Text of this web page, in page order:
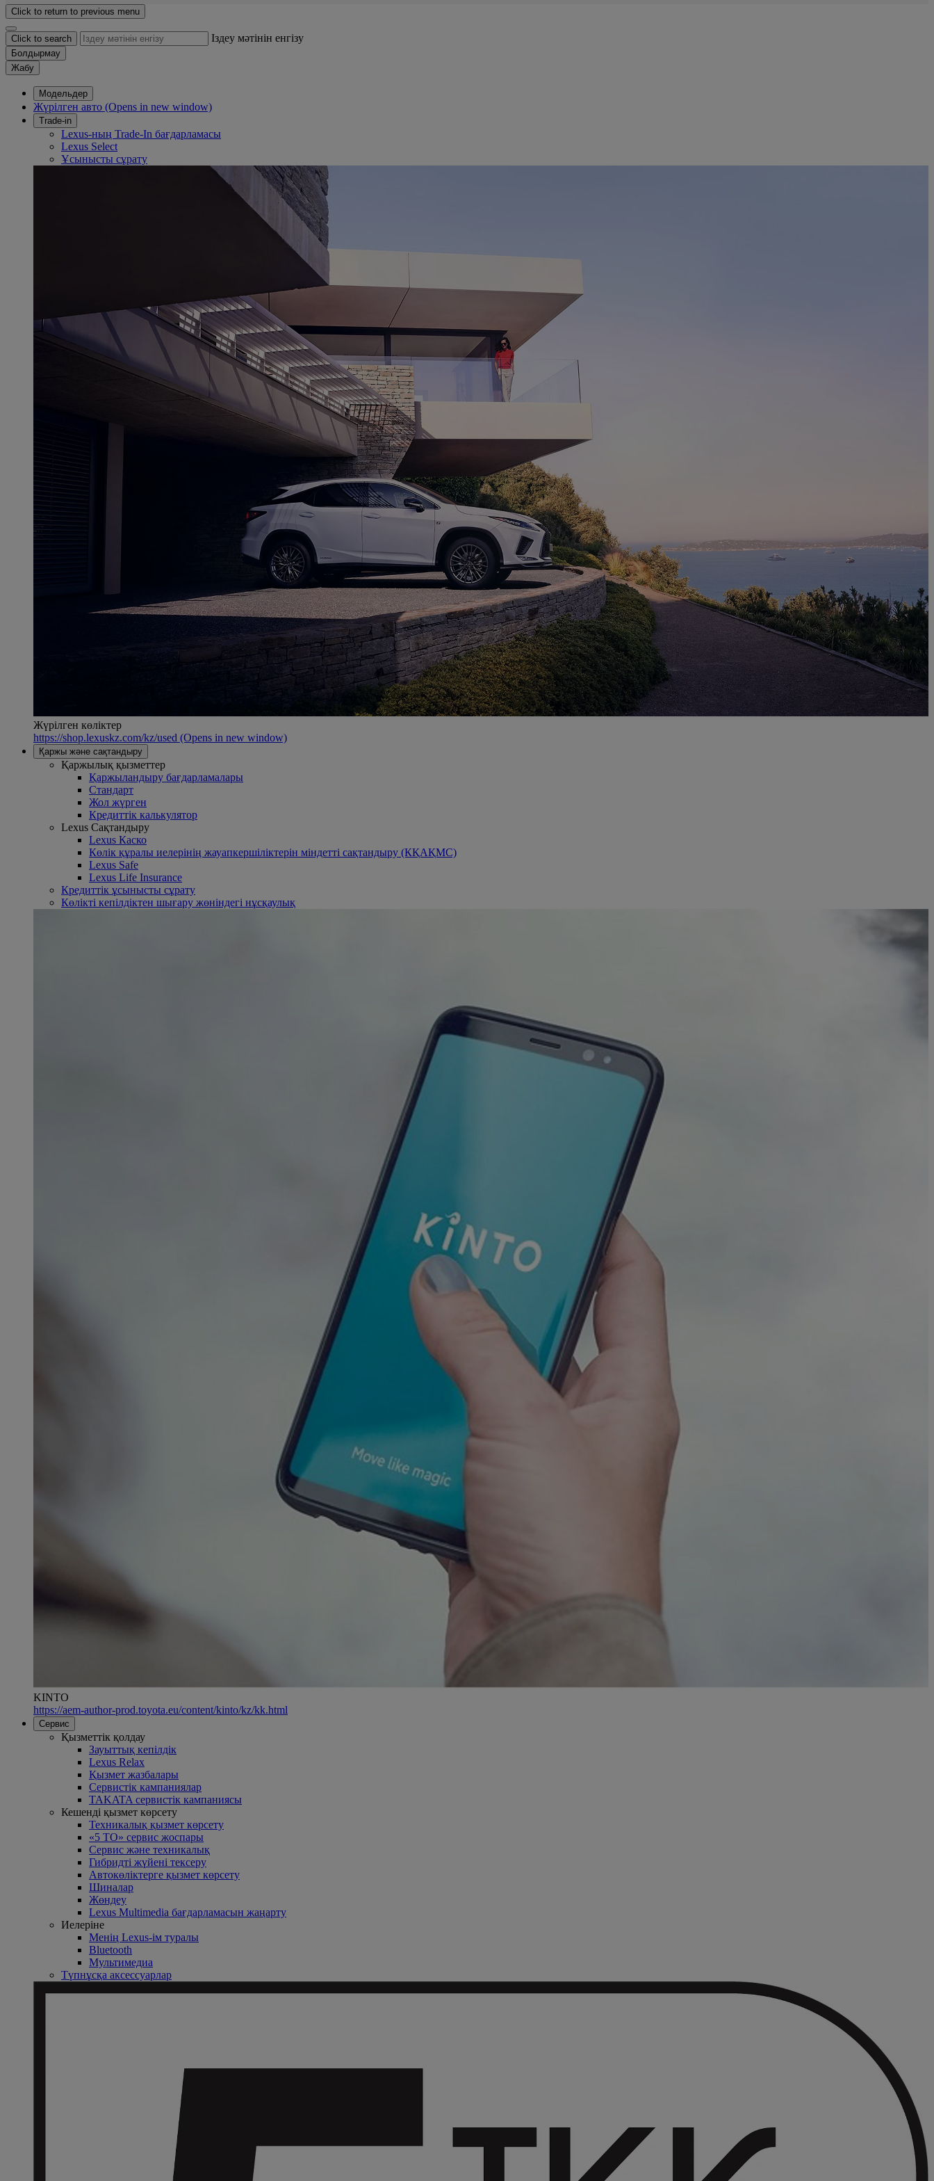
Click to return to previous menu
Click to search Іздеу мәтінін енгізу
Болдырмау
Жабу
Модельдер
Жүрілген авто (Opens in new window)
Trade-in
Lexus-ның Trade-In бағдарламасы
Lexus Select
Ұсынысты сұрату
Жүрілген көліктер
https://shop.lexuskz.com/kz/used (Opens in new window)
Қаржы және сақтандыру
Қаржылық қызметтер
Қаржыландыру бағдарламалары
Стандарт
Жол жүрген
Кредиттік калькулятор
Lexus Сақтандыру
Lexus Каско
Көлік құралы иелерінің жауапкершіліктерін міндетті сақтандыру (КҚАҚМС)
Lexus Safe
Lexus Life Insurance
Кредиттік ұсынысты сұрату
Көлікті кепілдіктен шығару жөніндегі нұсқаулық
KINTO
https://aem-author-prod.toyota.eu/content/kinto/kz/kk.html
Сервис
Қызметтік қолдау
Зауыттық кепілдік
Lexus Relax
Қызмет жазбалары
Сервистік кампаниялар
TAKATA сервистік кампаниясы
Кешенді қызмет көрсету
Техникалық қызмет көрсету
«5 ТО» сервис жоспары
Сервис және техникалық
Гибридті жүйені тексеру
Автокөліктерге қызмет көрсету
Шиналар
Жөндеу
Lexus Multimedia бағдарламасын жаңарту
Иелеріне
Менің Lexus-ім туралы
Bluetooth
Mультимедиа
Түпнұсқа аксессуарлар